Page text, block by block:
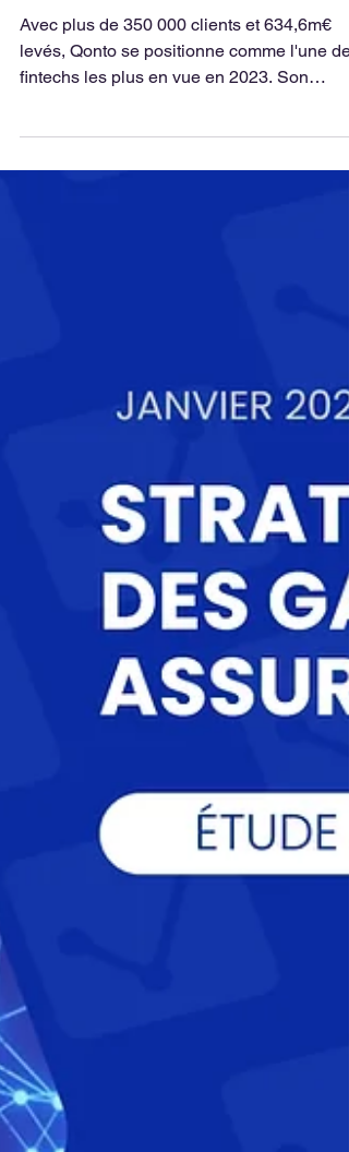
entrepreneurs
Avec plus de 350 000 clients et 634,6m€
levés, Qonto se positionne comme l'une des
approche...